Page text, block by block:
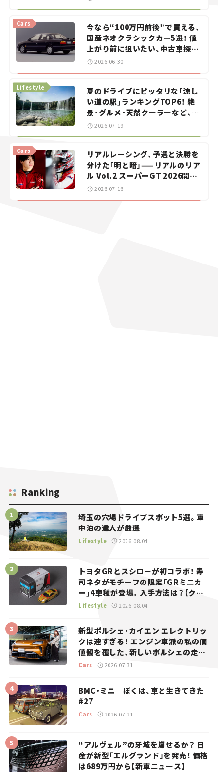
今なら“100万円前後”で買える、
国産ネオクラシックカー5選！ 値
上がり前に狙いたい、中古車探し
をお手伝い――ちょっとイケてるマ
イカー選び #02
Cars
2026.06.30
夏のドライブにピッタリな「涼し
い道の駅」ランキングTOP6！ 絶
景・グルメ・天然クーラーなど、避
暑におすすめのスポットを紹介
Lifestyle
2026.07.19
リアルレーシング、予選と決勝を
分けた「明と暗」——リアルのリア
ル Vol.2 スーパーGT 2026開幕
戦 岡山国際サーキット
Cars
2026.07.16
Ranking
埼玉の穴場ドライブスポット5選。車
中泊の達人が厳選
Lifestyle 2026.08.04
トヨタGRとスシローが初コラボ！ 寿
司ネタがモチーフの限定「GRミニカ
ー」4車種が登場。入手方法は？【クル
マとホビー】
Lifestyle 2026.08.04
新型ポルシェ・カイエン エレクトリッ
クは速すぎる！ エンジン車派の私の価
値観を覆した、新しいポルシェの走
り。
Cars 2026.07.31
BMC・ミニ｜ぼくは、車と生きてきた
#27
Cars 2026.07.21
“アルヴェル”の牙城を崩せるか？ 日
産が新型「エルグランド」を発売！ 価格
は689万円から【新車ニュース】